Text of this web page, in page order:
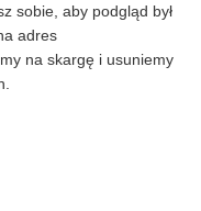
sobie, aby podgląd był
adres
na skargę i usuniemy